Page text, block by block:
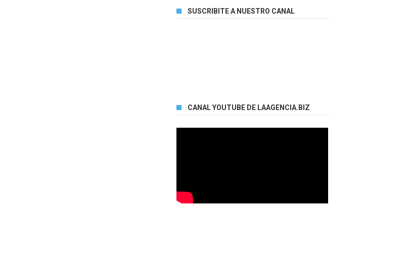
SUSCRIBITE A NUESTRO CANAL
CANAL YOUTUBE DE LAAGENCIA.BIZ